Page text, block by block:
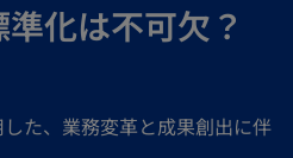
化は不可欠？
た、業務変革と成果創出に伴